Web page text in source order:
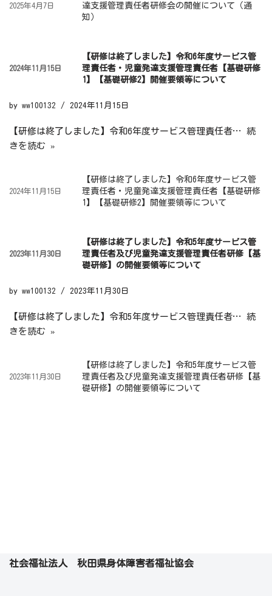
2025年4月7日
達支援管理責任者研修会の開催について（通
知）
2024年11月15日
【研修は終了しました】令和6年度サービス管
理責任者・児童発達支援管理責任者【基礎研修
1】【基礎研修2】開催要領等について
by ww100132 2024年11月15日
【研修は終了しました】令和6年度サービス管理責任者… 続
きを読む »
2024年11月15日
【研修は終了しました】令和6年度サービス管
理責任者・児童発達支援管理責任者【基礎研修
1】【基礎研修2】開催要領等について
2023年11月30日
【研修は終了しました】令和5年度サービス管
理責任者及び児童発達支援管理責任者研修【基
礎研修】の開催要領等について
by ww100132 2023年11月30日
【研修は終了しました】令和5年度サービス管理責任者… 続
きを読む »
2023年11月30日
【研修は終了しました】令和5年度サービス管
理責任者及び児童発達支援管理責任者研修【基
礎研修】の開催要領等について
社会福祉法人 秋田県身体障害者福祉協会